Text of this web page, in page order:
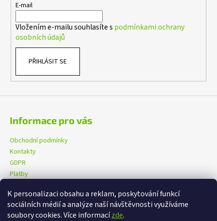
K personalizaci obsahu a reklam, poskytování funkcí
sociálních médií a analýze naší návštěvnosti využíváme
soubory cookies. Více informacízde.
E-mail
Vložením e-mailu souhlasíte s podmínkami ochrany
osobních údajů
PŘIHLÁSIT SE
Informace pro vás
Obchodní podmínky
Kontakty
GDPR
Platby
eXtrem-audio na facebooku eXtrem-audio na Instagramu